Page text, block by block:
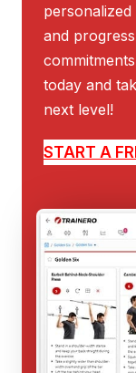
and
today and
next level!
START A